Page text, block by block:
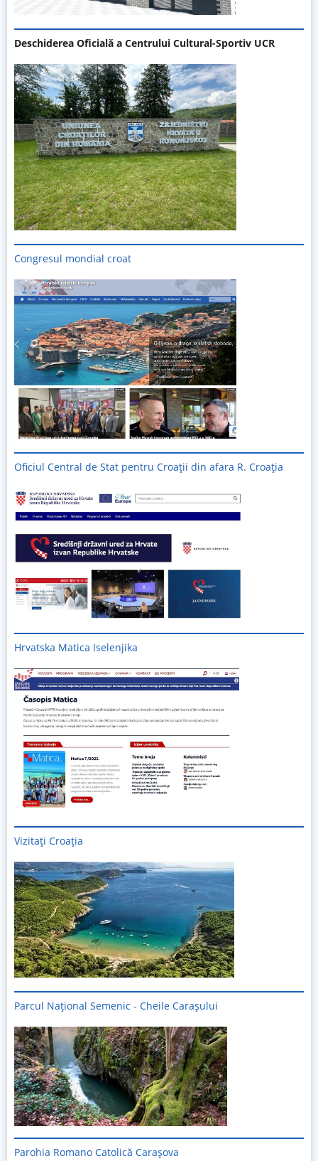
Deschiderea Oficială a Centrului Cultural-Sportiv UCR
Congresul mondial croat
Oficiul Central de Stat pentru Croații din afara R. Croația
Hrvatska Matica Iselenjika
Vizitați Croația
Parcul Național Semenic - Cheile Carașului
Imagine
Parohia Romano Catolică Carașova